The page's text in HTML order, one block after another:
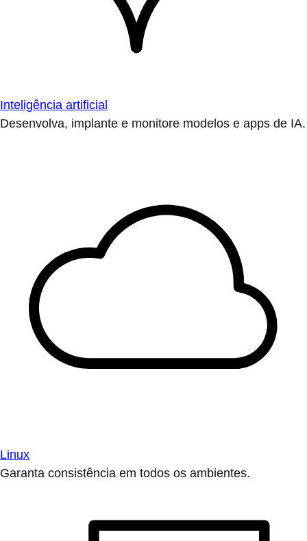
Inteligência artificial
Desenvolva, implante e monitore modelos e apps de IA.
Linux
Garanta consistência em todos os ambientes.